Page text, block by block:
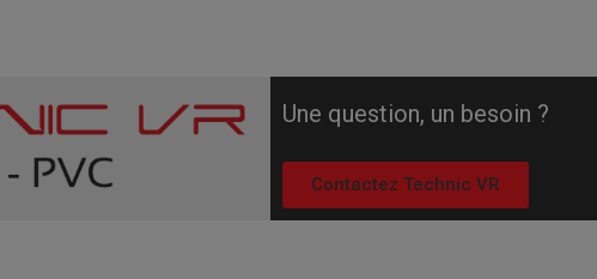
Une question, un besoin ?
Contactez Technic VR